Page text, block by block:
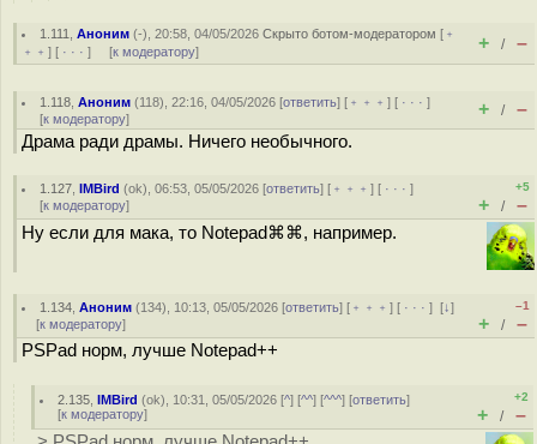
1.111 ,Аноним (-), 20:58, 04/05/2026Скрыто ботом-модератором [ ﹢
﹢﹢ ] [ · · · ] [к модератору] + / –
1.118 ,Аноним (118), 22:16, 04/05/2026 [ответить] [ ﹢﹢﹢] [ · · ·]
[к модератору] + / –
Драма ради драмы. Ничего необычного.
1.127 ,IMBird (ok), 06:53, 05/05/2026 [ответить] [ ﹢﹢﹢] [ · · ·]
[к модератору]
+5
+ / –
Ну если для мака, то Notepad⌘⌘, например.
1.134 ,Аноним (134), 10:13, 05/05/2026 [ответить] [ ﹢﹢﹢] [ · · ·][↓]
[к модератору]
–1
+ / –
PSPad норм, лучше Notepad++
2.135 ,IMBird (ok), 10:31, 05/05/2026 [^] [^^] [^^^] [ответить]
[к модератору]
+2
+ / –